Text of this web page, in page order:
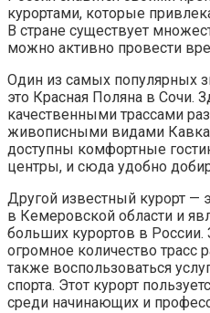
курортами, которые
В стране существует
можно активно провести
Один из самых популярных
это Красная Поляна в Сочи.
качественными трассами
живописными видами
доступны комфортные
центры, и сюда удобно
Другой известный курорт —
в Кемеровской области и
больших курортов в
огромное количество трасс
также воспользоваться
спорта. Этот курорт
среди начинающих и